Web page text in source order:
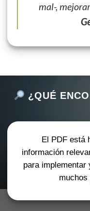
mal-,
¿QUÉ
El PDF está
información
para implementar
muchos